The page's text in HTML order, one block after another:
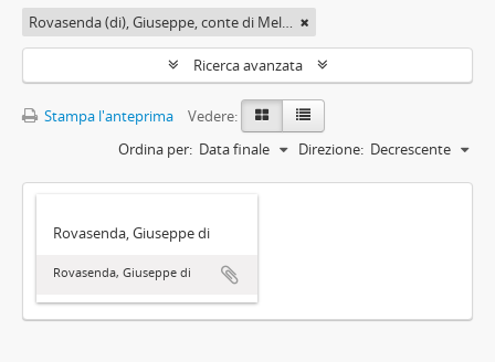
Rovasenda (di), Giuseppe, conte di Melle <1824-1913>
Ricerca avanzata
Stampa l'anteprima
Vedere:
Ordina per: Data finale Direzione: Decrescente
Rovasenda, Giuseppe di
Rovasenda, Giuseppe di